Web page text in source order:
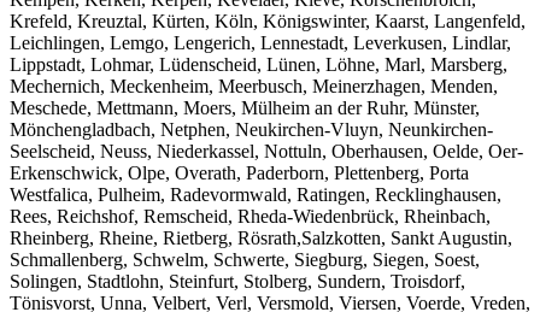
Krefeld, Kreuztal, Kürten, Köln, Königswinter, Kaarst, Langenfeld,
Leichlingen, Lemgo, Lengerich, Lennestadt, Leverkusen, Lindlar,
Lippstadt, Lohmar, Lüdenscheid, Lünen, Löhne, Marl, Marsberg,
Mechernich, Meckenheim, Meerbusch, Meinerzhagen, Menden,
Meschede, Mettmann, Moers, Mülheim an der Ruhr, Münster,
Mönchengladbach, Netphen, Neukirchen-Vluyn, Neunkirchen-
Seelscheid, Neuss, Niederkassel, Nottuln, Oberhausen, Oelde, Oer-
Erkenschwick, Olpe, Overath, Paderborn, Plettenberg, Porta
Westfalica, Pulheim, Radevormwald, Ratingen, Recklinghausen,
Rees, Reichshof, Remscheid, Rheda-Wiedenbrück, Rheinbach,
Rheinberg, Rheine, Rietberg, Rösrath,Salzkotten, Sankt Augustin,
Schmallenberg, Schwelm, Schwerte, Siegburg, Siegen, Soest,
Solingen, Stadtlohn, Steinfurt, Stolberg, Sundern, Troisdorf,
Tönisvorst, Unna, Velbert, Verl, Versmold, Viersen, Voerde, Vreden,